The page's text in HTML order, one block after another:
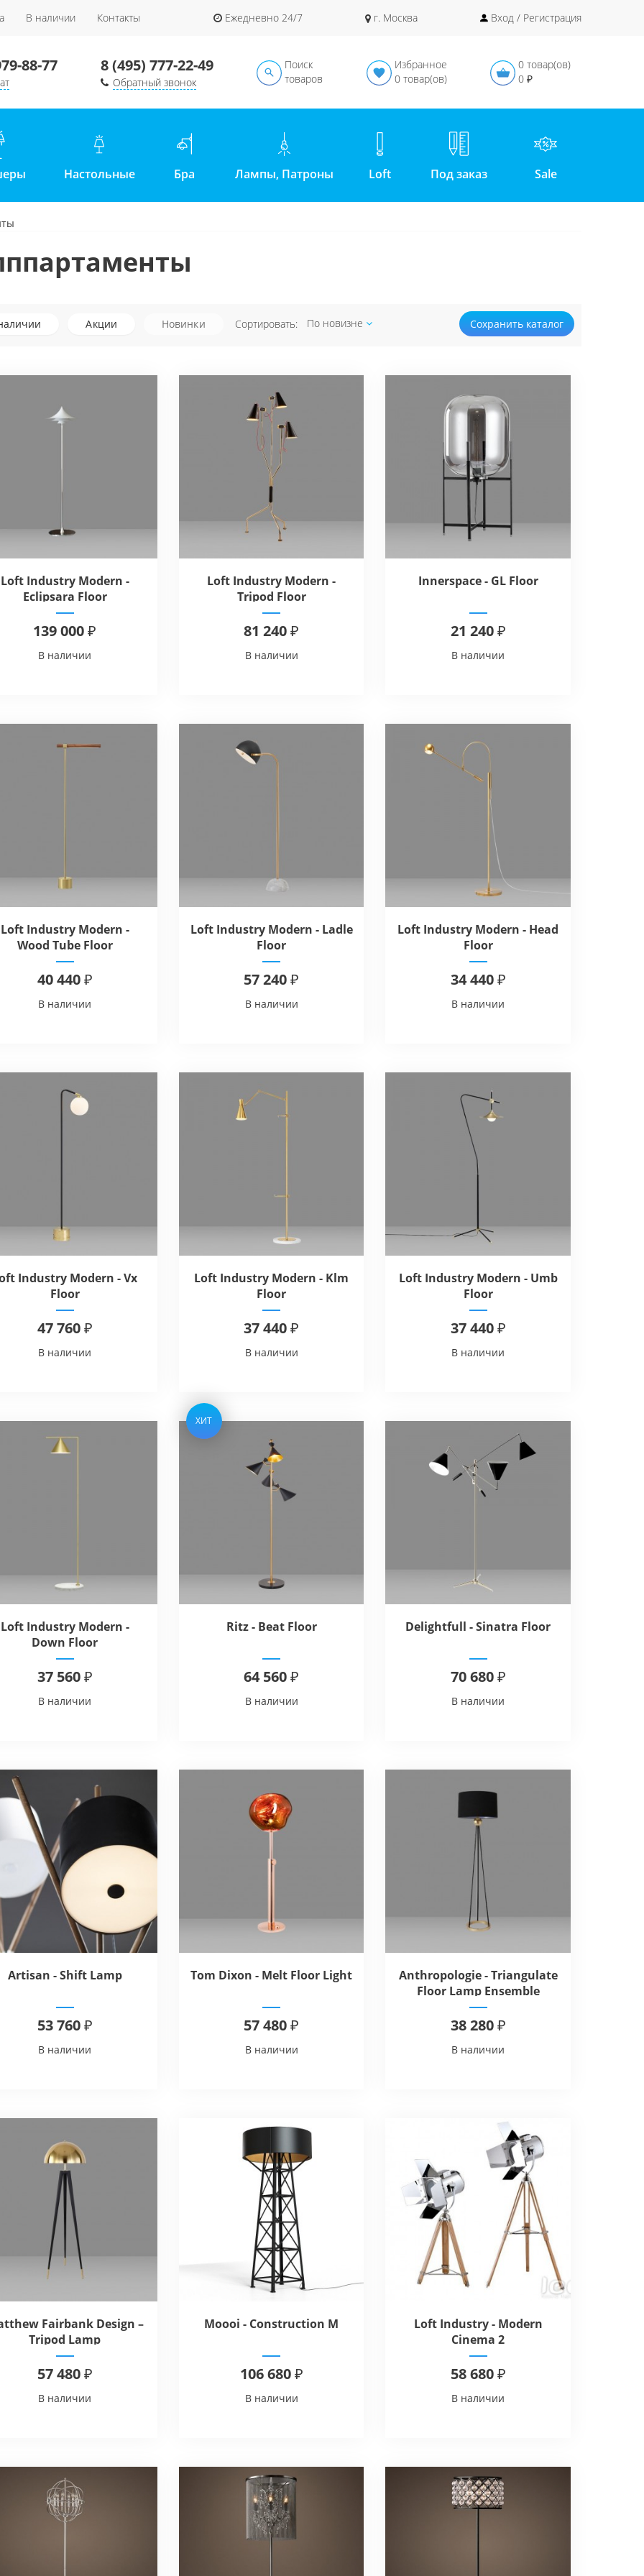
В наличии Контакты Ежедневно 24/7 г. Москва Вход / Регистрация
88-77 8 (495) 777-22-49
Обратный звонок
Поиск
товаров
Избранное
0 товар(ов)
0 товар(ов)
0 ₽
Настольные Бра Лампы, Патроны Loft Под заказ Sale
Акции Новинки Сортировать: По новизне Сохранить каталог
Loft Industry Modern -
Eclipsara Floor
139 000 ₽
В наличии
Loft Industry Modern -
Tripod Floor
81 240 ₽
В наличии
Innerspace - GL Floor
21 240 ₽
В наличии
Loft Industry Modern -
Wood Tube Floor
40 440 ₽
В наличии
Loft Industry Modern - Ladle
Floor
57 240 ₽
В наличии
Loft Industry Modern - Head
Floor
34 440 ₽
В наличии
Industry Modern - Vx
Floor
47 760 ₽
В наличии
Loft Industry Modern - Klm
Floor
37 440 ₽
В наличии
Loft Industry Modern - Umb
Floor
37 440 ₽
В наличии
Loft Industry Modern -
Down Floor
37 560 ₽
В наличии
ХИТ
Ritz - Beat Floor
64 560 ₽
В наличии
Delightfull - Sinatra Floor
70 680 ₽
В наличии
Artisan - Shift Lamp
53 760 ₽
В наличии
Tom Dixon - Melt Floor Light
57 480 ₽
В наличии
Anthropologie - Triangulate
Floor Lamp Ensemble
38 280 ₽
В наличии
Fairbank Design –
Tripod Lamp
57 480 ₽
В наличии
Moooi - Construction M
106 680 ₽
В наличии
Loft Industry - Modern
Cinema 2
58 680 ₽
В наличии